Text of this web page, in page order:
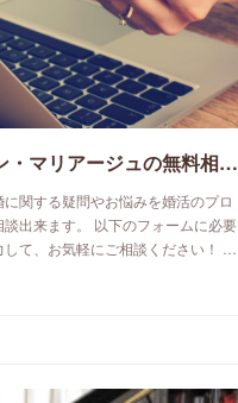
ショパン・マリアージュの無料相談予約申込み
関する疑問やお悩みを婚活のプロ
談出来ます。 以下のフォームに必要
て、お気軽にご相談ください！ …